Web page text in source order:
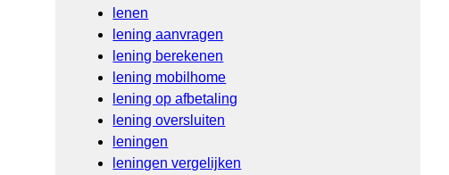
lenen
lening aanvragen
lening berekenen
lening mobilhome
lening op afbetaling
lening oversluiten
leningen
leningen vergelijken